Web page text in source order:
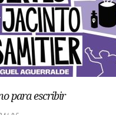
para escribir